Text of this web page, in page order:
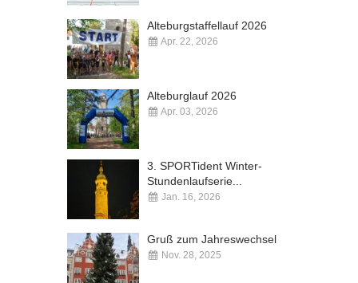
Alteburgstaffellauf 2026
Apr. 22, 2026
Alteburglauf 2026
Apr. 03, 2026
3. SPORTident Winter-
Stundenlaufserie...
Jan. 16, 2026
Gruß zum Jahreswechsel
Nov. 28, 2025